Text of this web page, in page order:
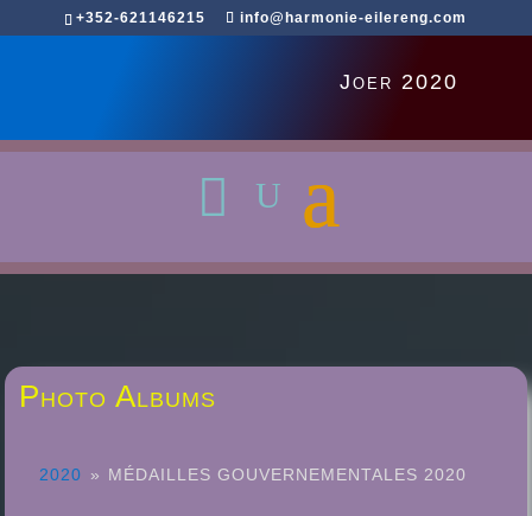
+352-621146215 info@harmonie-eilereng.com
Joer 2020
Photo Albums
2020 » MÉDAILLES GOUVERNEMENTALES 2020